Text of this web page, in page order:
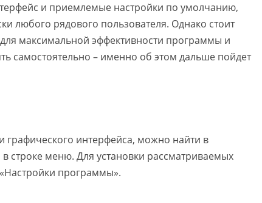
и приемлемые настройки по умолчанию,
любого рядового пользователя. Однако стоит
максимальной эффективности программы и
самостоятельно – именно об этом дальше пойдет
графического интерфейса, можно найти в
строке меню. Для установки рассматриваемых
программы».